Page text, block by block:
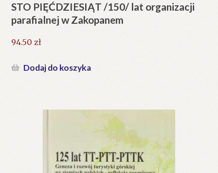
STO PIĘĆDZIESIĄT /150/ lat organizacji
parafialnej w Zakopanem
94.50 zł
Dodaj do koszyka